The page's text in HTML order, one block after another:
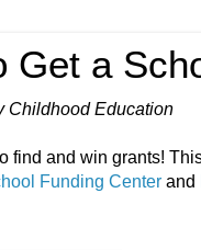
Get a
Childhood Education
find and win grants!
Funding Center and